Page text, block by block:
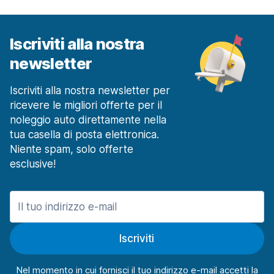
a partire da 45,51 € al giorno
Milano Stazione Ferroviaria Centrale
a partire da 21,31 € al giorno
Milano Stazione Ferroviaria Rogoredo
a partire da 27,32 € al giorno
Modena
106 offerte in 3 sedi
Modena Stazione Ferroviaria
a partire da 38,79 € al giorno
Napoli
1473 offerte in 15 sedi
a partire da 31,49 € al giorno
a partire da 14,90 € al giorno
Iscriviti alla nostra
newsletter
Iscriviti alla nostra newsletter per
ricevere le migliori offerte per il
noleggio auto direttamente nella
tua casella di posta elettronica.
Niente spam, solo offerte
esclusive!
Iscriviti
Nel momento in cui fornisci il tuo indirizzo e-mail accetti la